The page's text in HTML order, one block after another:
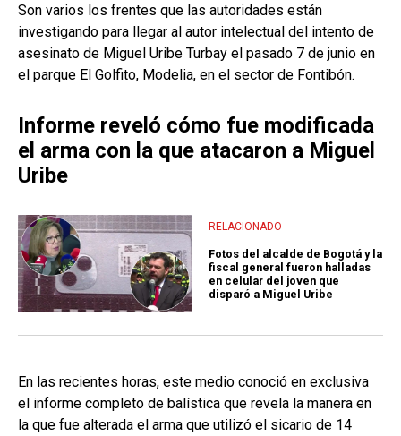
Son varios los frentes que las autoridades están
investigando para llegar al autor intelectual del intento de
asesinato de Miguel Uribe Turbay el pasado 7 de junio en
el parque El Golfito, Modelia, en el sector de Fontibón.
Informe reveló cómo fue modificada
el arma con la que atacaron a Miguel
Uribe
RELACIONADO
Fotos del alcalde de Bogotá y la
fiscal general fueron halladas
en celular del joven que
disparó a Miguel Uribe
En las recientes horas, este medio conoció en exclusiva
el informe completo de balística que revela la manera en
la que fue alterada el arma que utilizó el sicario de 14